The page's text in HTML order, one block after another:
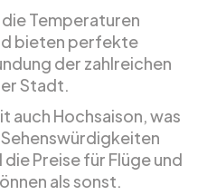
Temperaturen
bieten perfekte
der zahlreichen
Stadt.
auch Hochsaison, was
Preise für Flüge und
als sonst.